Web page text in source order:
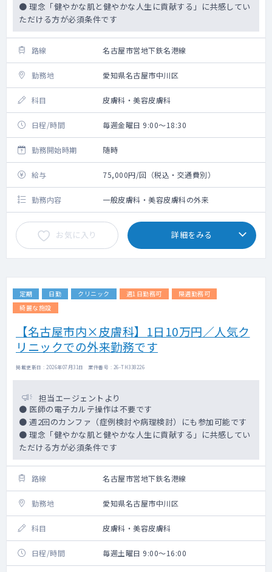
● 理念「健やかな肌と健やかな人生に貢献する」に共感してい
ただける方が必須条件です
路線 名古屋市営地下鉄名港線
勤務地 愛知県名古屋市中川区
科目 皮膚科・美容皮膚科
日程/時間 毎週金曜日 9:00～18:30
勤務開始時期 随時
給与 75,000円/回（税込・交通費別）
勤務内容 一般皮膚科・美容皮膚科の外来
お気に入り 詳細をみる
定期 日勤 クリニック 週1日勤務可
隔週勤務可
綺麗な施設
【名古屋市内×皮膚科】1日10万円／人気ク
リニックでの外来勤務です
掲載更新日 : 2026年07月31日 案件番号 : 26-TH338226
担当エージェントより
● 医師の電子カルテ操作は不要です
● 週2回のカンファ（症例検討や病理検討）にも参加可能です
● 理念「健やかな肌と健やかな人生に貢献する」に共感してい
ただける方が必須条件です
路線 名古屋市営地下鉄名港線
勤務地 愛知県名古屋市中川区
科目 皮膚科・美容皮膚科
日程/時間 毎週土曜日 9:00～16:00